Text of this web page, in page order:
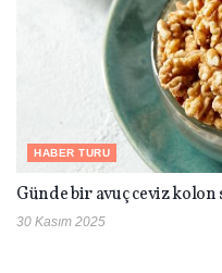
HABER TURU
Günde bir avuç ceviz kolon
30 Kasım 2025